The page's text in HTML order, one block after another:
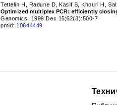
Tettelin H, Radune D, Kasif S, Khouri H,
Optimized multiplex PCR: efficiently
Genomics. 1999 Dec 15;62(3):500-7
pmid: 10644449